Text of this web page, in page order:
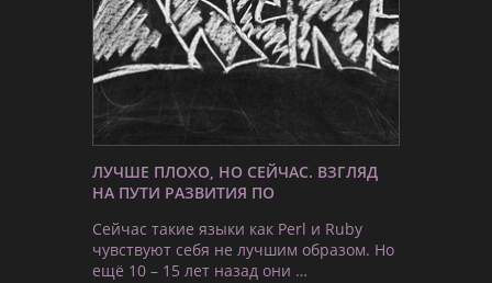
ЛУЧШЕ ПЛОХО, НО СЕЙЧАС. ВЗГЛЯД
НА ПУТИ РАЗВИТИЯ ПО
Сейчас такие языки как Perl и Ruby
чувствуют себя не лучшим образом. Но
ещё 10 – 15 лет назад они …